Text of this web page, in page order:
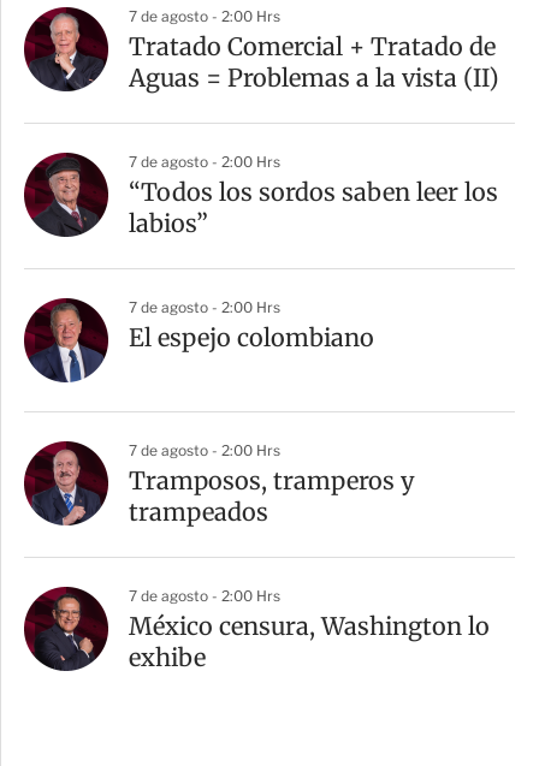
7 de agosto - 2:00 Hrs
Tratado Comercial + Tratado de
Aguas = Problemas a la vista (II)
7 de agosto - 2:00 Hrs
“Todos los sordos saben leer los
labios”
7 de agosto - 2:00 Hrs
El espejo colombiano
7 de agosto - 2:00 Hrs
Tramposos, tramperos y
trampeados
7 de agosto - 2:00 Hrs
México censura, Washington lo
exhibe